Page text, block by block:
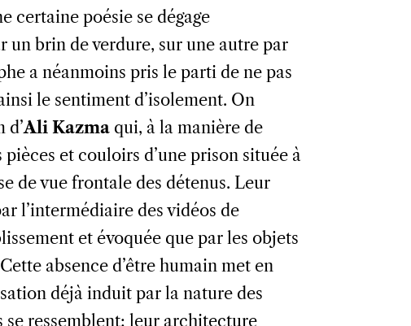
certaine poésie se dégage
un brin de verdure, sur une autre par
a néanmoins pris le parti de ne pas
le sentiment d’isolement. On
d’Ali Kazmaqui, à la manière de
et couloirs d’une prison située à
de vue frontale des détenus. Leur
l’intermédiaire des vidéos de
et évoquée que par les objets
absence d’être humain met en
déjà induit par la nature des
ressemblent: leur architecture